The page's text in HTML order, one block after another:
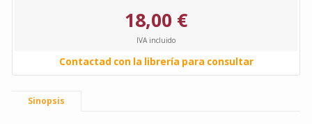
18,00 €
IVA incluido
Contactad con la librería para consultar
Sinopsis